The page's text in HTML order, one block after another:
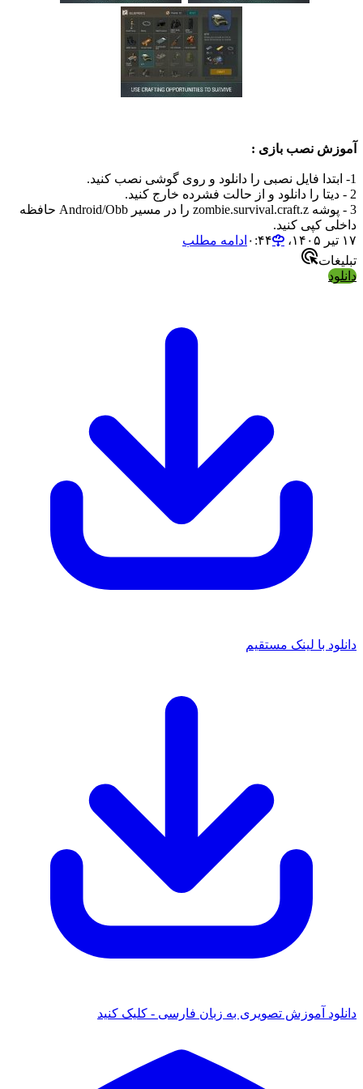
نصب بازی :
3 - پوشه zombie.survival.craft.z را در مسیر Android/Obb حافظه
کپی کنید.
ادامه مطلب
با لینک مستقیم
آموزش تصویری به زبان فارسی - کلیک کنید